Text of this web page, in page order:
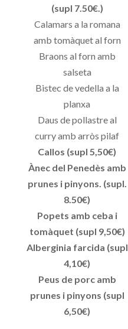
(supl 7.50€.)
Calamars a la romana
amb tomàquet al forn
Braons al forn amb
salseta
Bistec de vedella a la
planxa
Daus de pollastre al
curry amb arròs pilaf
Callos (supl 5,50€)
Ànec del Penedès amb
prunes i pinyons. (supl.
8.50€)
Popets amb ceba i
tomàquet (supl 9,50€)
Alberginia farcida (supl
4,10€)
Peus de porc amb
prunes i pinyons (supl
6,50€)